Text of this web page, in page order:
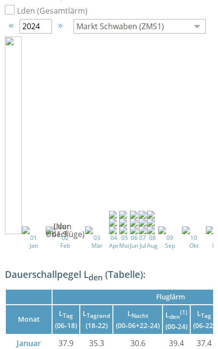
Lden (Gesamtlärm)
 
01
Jan
02
Feb
03
Mär
04
Apr
05
Mai
06
Jun
07
Jul
08
Aug
09
Sep
10
Okt
Dauerschallpegel Lden (Tabelle):
Fluglärm
Monat
LTag
(06‑18)
LTagrand
(18‑22)
LNacht
(00‑06+22-24)
Lden
(1)
(00‑24)
LTag
(06‑22)
Januar 37.9 35.3 30.6 39.4
37.4